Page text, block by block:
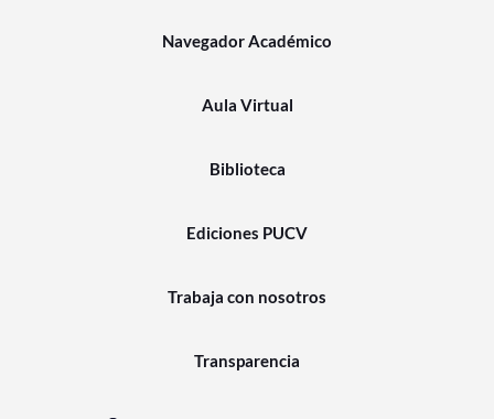
Navegador Académico
Aula Virtual
Biblioteca
Ediciones PUCV
Trabaja con nosotros
Transparencia